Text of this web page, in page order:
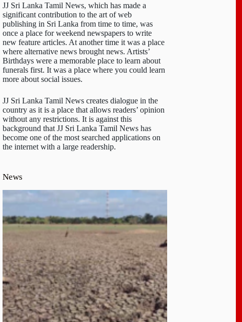
JJ Sri Lanka Tamil News, which has made a
significant contribution to the art of web
publishing in Sri Lanka from time to time, was
once a place for weekend newspapers to write
new feature articles. At another time it was a place
where alternative news brought news. Artists’
Birthdays were a memorable place to learn about
funerals first. It was a place where you could learn
more about social issues.
JJ Sri Lanka Tamil News creates dialogue in the
country as it is a place that allows readers’ opinion
without any restrictions. It is against this
background that JJ Sri Lanka Tamil News has
become one of the most searched applications on
the internet with a large readership.
News